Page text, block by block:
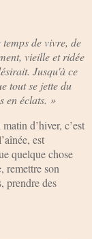
de vivre, de
vieille et ridée
Jusqu'à ce
tout se jette du
en éclats. »
d’hiver, c’est
est
quelque chose
remettre son
prendre des